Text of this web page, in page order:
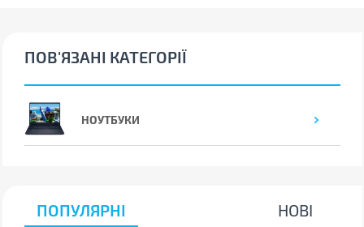
ПОВ'ЯЗАНІ КАТЕГОРІЇ
НОУТБУКИ
ПОПУЛЯРНІ НОВІ